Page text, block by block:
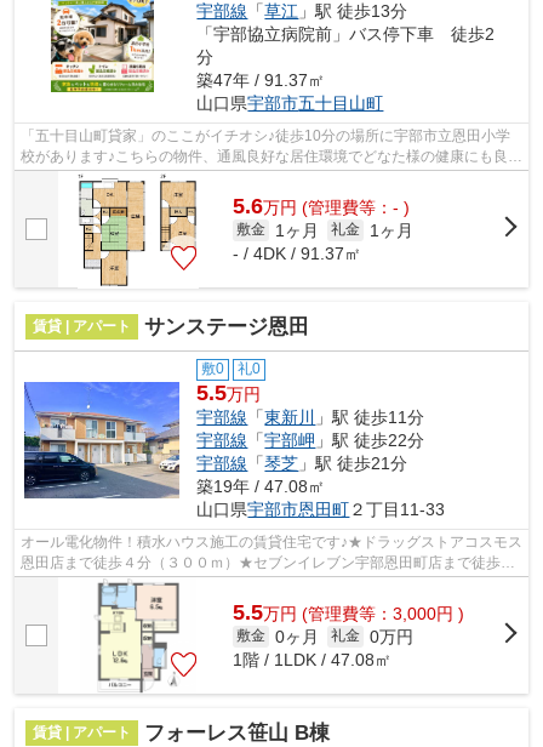
宇部線 「草江 」駅 徒歩13分
「宇部協立病院前」バス停下車 徒歩2
分
築47年 / 91.37㎡
山口県宇部市五十目山町
「五十目山町貸家」のここがイチオシ♪徒歩10分の場所に宇部市立恩田小学
校があります♪こちらの物件、通風良好な居住環境でどなた様の健康にも良い
おすすめの物件です♪多くの方にご好評...
5.6万円 (管理費等：- )
敷金 1ヶ月 礼金
1ヶ月
- / 4DK / 91.37㎡
賃貸 | アパート サンステージ恩田
敷0 礼0
5.5万円
宇部線 「東新川
」駅 徒歩11分
宇部線 「宇部岬 」駅 徒歩22分
宇部線 「琴芝 」駅 徒歩21分
築19年 / 47.08㎡
山口県宇部市恩田町２丁目11-33
オール電化物件！積水ハウス施工の賃貸住宅です♪★ドラッグストアコスモス
恩田店まで徒歩４分（３００ｍ）★セブンイレブン宇部恩田町店まで徒歩６
分（４８０ｍ）★インターネット無料（...
5.5万円 (管理費等：3,000円 )
敷金 0ヶ月 礼金 0万円
1階 / 1LDK / 47.08㎡
賃貸 | アパート フォーレス笹山 B棟